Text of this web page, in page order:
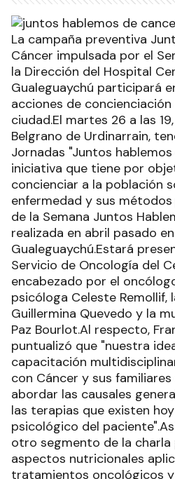
La campaña preventiva
Cáncer impulsada por el
la Dirección del Hospital
Gualeguaychú participará
acciones de
ciudad.El martes 26 a las
Belgrano de Urdinarrain,
Jornadas "Juntos hablemos
iniciativa que tiene por
concienciar a la población
enfermedad y sus
de la Semana Juntos
realizada en abril pasado
Gualeguaychú.Estará
Servicio de Oncología del
encabezado por el
psicóloga Celeste Remollif,
Guillermina Quevedo y la
Paz Bourlot.Al respecto,
puntualizó que "nuestra
capacitación
con Cáncer y sus
abordar las causales
las terapias que existen
psicológico del
otro segmento de la charla
aspectos nutricionales
tratamientos oncológicos